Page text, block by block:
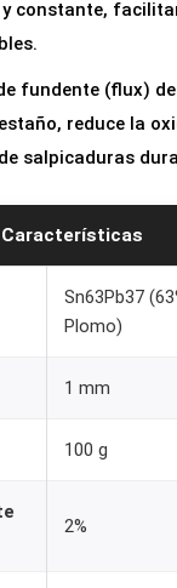
constante,
fundente (flux)
reduce la
salpicaduras
Características
Sn63Pb37
Plomo)
1 mm
100 g
2%